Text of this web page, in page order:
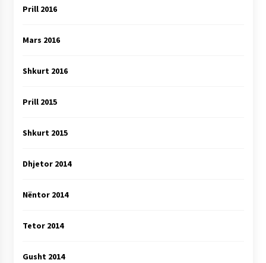
Prill 2016
Mars 2016
Shkurt 2016
Prill 2015
Shkurt 2015
Dhjetor 2014
Nëntor 2014
Tetor 2014
Gusht 2014